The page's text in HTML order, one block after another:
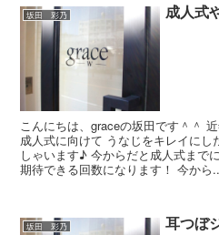
坂田 彩乃 成人式
こんにちは、graceの坂田です＾＾
成人式に向けて うなじをキレイにし
しゃいます♪ 今からだと成人式まで
期待できる回数になります！ 今から
坂田 彩乃 耳つぼ